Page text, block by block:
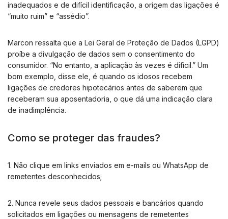
inadequados e de difícil identificação, a origem das ligações é
“muito ruim” e “assédio”.
Marcon ressalta que a Lei Geral de Proteção de Dados (LGPD)
proíbe a divulgação de dados sem o consentimento do
consumidor. “No entanto, a aplicação às vezes é difícil.” Um
bom exemplo, disse ele, é quando os idosos recebem
ligações de credores hipotecários antes de saberem que
receberam sua aposentadoria, o que dá uma indicação clara
de inadimplência.
Como se proteger das fraudes?
1. Não clique em links enviados em e-mails ou WhatsApp de
remetentes desconhecidos;
2. Nunca revele seus dados pessoais e bancários quando
solicitados em ligações ou mensagens de remetentes